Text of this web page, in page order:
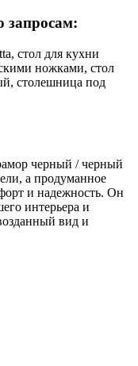
запросам:
стол для кухни
ножками, стол
столешница под
черный / черный
а продуманное
и надежность. Он
интерьера и
вид и